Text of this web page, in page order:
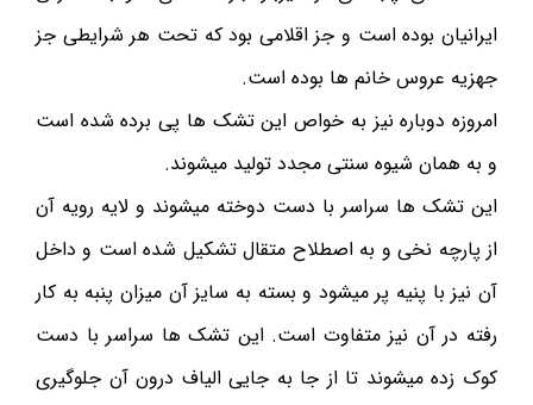
ایرانیان بوده است و جز اقلامی بود که تحت هر شرایطی جز
جهزیه عروس خانم ها بوده است.
امروزه دوباره نیز به خواص این تشک ها پی برده شده است
و به همان شیوه سنتی مجدد تولید میشوند.
این تشک ها سراسر با دست دوخته میشوند و لایه رویه آن
از پارچه نخی و به اصطلاح متقال تشکیل شده است و داخل
آن نیز با پنیه پر میشود و بسته به سایز آن میزان پنبه به کار
رفته در آن نیز متفاوت است. این تشک ها سراسر با دست
کوک زده میشوند تا از جا به جایی الیاف درون آن جلوگیری